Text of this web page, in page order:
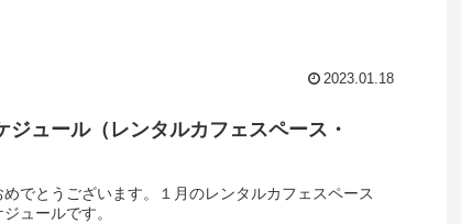
2023.01.18
ジュール（レンタルカフェスペース・
でとうございます。１月のレンタルカフェスペース
ュールです。